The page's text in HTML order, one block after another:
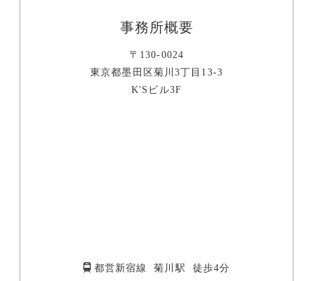
事務所概要
〒130-0024
東京都墨田区菊川3丁目13-3
K'Sビル3F
都営新宿線 菊川駅 徒歩4分